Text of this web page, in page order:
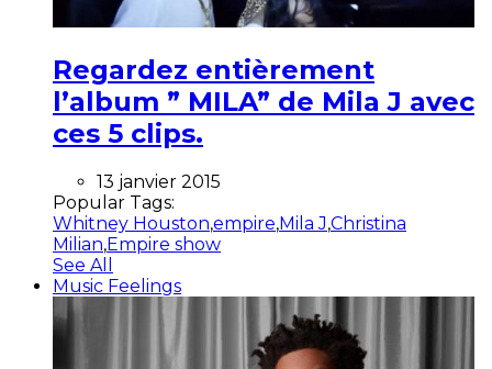
Regardez entièrement
l’album ” MILA” de Mila J avec
ces 5 clips.
13 janvier 2015
Popular Tags:
Whitney Houston,empire,Mila J,Christina
Milian,Empire show
See All
Music Feelings